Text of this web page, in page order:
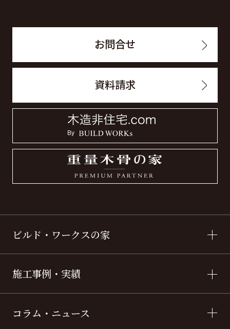
お問合せ
資料請求
ビルド・ワークスの家
施工事例・実績
コラム・ニュース